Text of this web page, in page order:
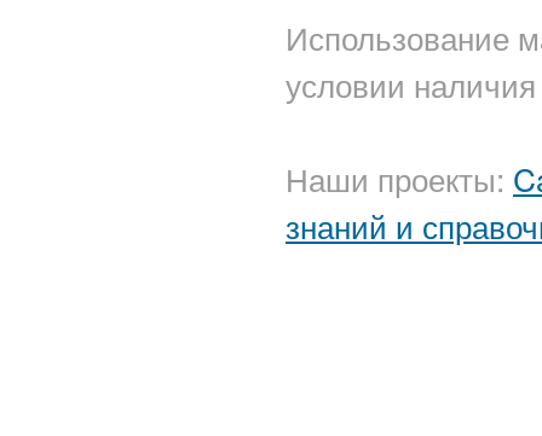
Использование
условии
Наши проекты:
знаний и